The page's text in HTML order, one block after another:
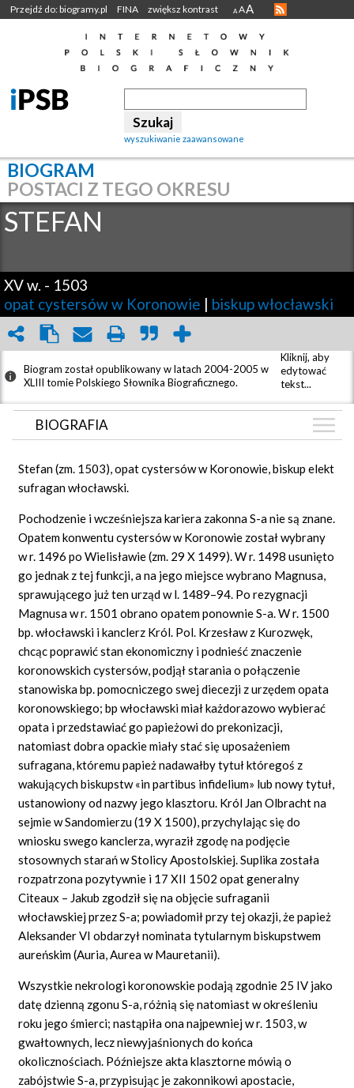
Przejdź do: biogramy.pl FINA zwiększ kontrast A AA
wyszukiwanie zaawansowane
BIOGRAM
POSTACI Z TEGO OKRESU
STEFAN
XV w. - 1503
opat cystersów w Koronowie | biskup włocławski
Biogram został opublikowany w latach 2004-2005 w
XLIII tomie Polskiego Słownika Biograficznego.
Kliknij, aby
edytować
tekst...
BIOGRAFIA
GRAF POWIĄZAŃ
DYSKUSJA
Stefan (zm. 1503), opat cystersów w Koronowie, biskup elekt
sufragan włocławski.
Pochodzenie i wcześniejsza kariera zakonna S-a nie są znane.
Opatem konwentu cystersów w Koronowie został wybrany
w r. 1496 po Wielisławie (zm. 29 X 1499). W r. 1498 usunięto
go jednak z tej funkcji, a na jego miejsce wybrano Magnusa,
sprawującego już ten urząd w l. 1489–94. Po rezygnacji
Magnusa w r. 1501 obrano opatem ponownie S-a. W r. 1500
bp. włocławski i kanclerz Król. Pol. Krzesław z Kurozwęk,
chcąc poprawić stan ekonomiczny i podnieść znaczenie
koronowskich cystersów, podjął starania o połączenie
stanowiska bp. pomocniczego swej diecezji z urzędem opata
koronowskiego; bp włocławski miał każdorazowo wybierać
opata i przedstawiać go papieżowi do prekonizacji,
natomiast dobra opackie miały stać się uposażeniem
sufragana, któremu papież nadawałby tytuł któregoś z
wakujących biskupstw «in partibus infidelium» lub nowy tytuł,
ustanowiony od nazwy jego klasztoru. Król Jan Olbracht na
sejmie w Sandomierzu (19 X 1500), przychylając się do
wniosku swego kanclerza, wyraził zgodę na podjęcie
stosownych starań w Stolicy Apostolskiej. Suplika została
rozpatrzona pozytywnie i 17 XII 1502 opat generalny
Citeaux – Jakub zgodził się na objęcie sufraganii
włocławskiej przez S-a; powiadomił przy tej okazji, że papież
Aleksander VI obdarzył nominata tytularnym biskupstwem
aureńskim (Auria, Aurea w Mauretanii).
Wszystkie nekrologi koronowskie podają zgodnie 25 IV jako
datę dzienną zgonu S-a, różnią się natomiast w określeniu
roku jego śmierci; nastąpiła ona najpewniej w r. 1503, w
gwałtownych, lecz niewyjaśnionych do końca
okolicznościach. Późniejsze akta klasztorne mówią o
zabójstwie S-a, przypisując je zakonnikowi apostacie,